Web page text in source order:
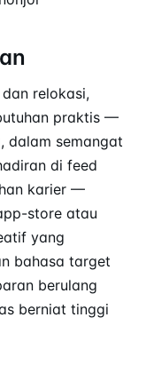
relokasi,
praktis —
dalam semangat
di feed
karier —
store atau
yang
bahasa target
berulang
berniat tinggi